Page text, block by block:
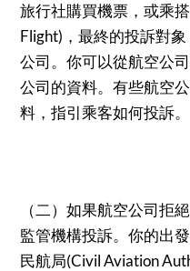
旅行社購買機票，或乘
Flight)，最終的投訴對
公司。你可以從航空公
公司的資料。有些航空
料，指引乘客如何投訴。
（二）如果航空公司拒
監管機構投訴。你的出
民航局(Civil Aviation